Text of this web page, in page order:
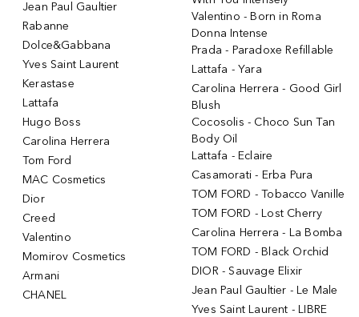
Jean Paul Gaultier
Rabanne
Dolce&Gabbana
Yves Saint Laurent
Kerastase
Lattafa
Hugo Boss
Carolina Herrera
Tom Ford
MAC Cosmetics
Dior
Creed
Valentino
Momirov Cosmetics
Armani
CHANEL
Valentino - Born in Roma
Donna Intense
Prada - Paradoxe Refillable
Lattafa - Yara
Carolina Herrera - Good Girl
Blush
Cocosolis - Choco Sun Tan
Body Oil
Lattafa - Eclaire
Casamorati - Erba Pura
TOM FORD - Tobacco Vanille
TOM FORD - Lost Cherry
Carolina Herrera - La Bomba
TOM FORD - Black Orchid
DIOR - Sauvage Elixir
Jean Paul Gaultier - Le Male
Yves Saint Laurent - LIBRE